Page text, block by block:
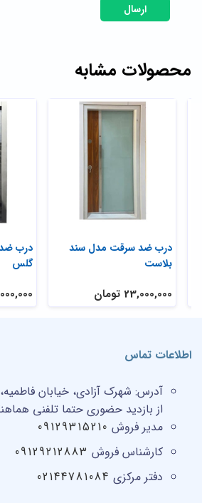
ارسال
محصولات مشابه
درب
گلس
درب ضد سرقت مدل سند
بلاست
23,000,000 تومان
اطلاعات تماس
آدرس: شهرک آزادی، خیابان
از بازدید حضوری حتما تلفنی
مدیر فروش 09129315210
کارشناس فروش 09129212883
دفتر مرکزی 02144781084